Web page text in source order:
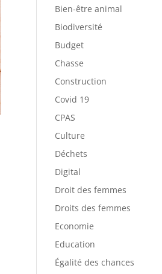
Bien-être animal
Biodiversité
Budget
Chasse
Construction
Covid 19
CPAS
Culture
Déchets
Digital
Droit des femmes
Droits des femmes
Economie
Education
Égalité des chances